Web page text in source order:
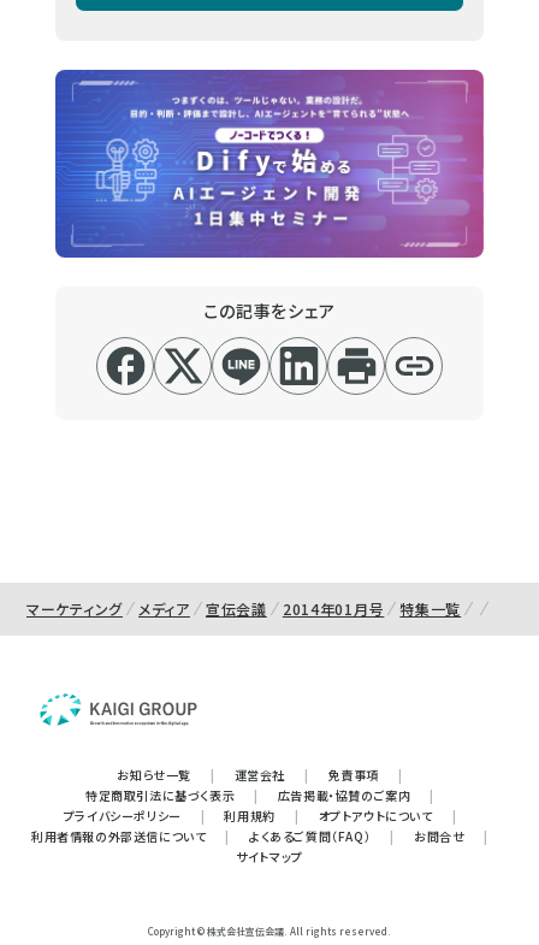
この記事をシェア
マーケティング メディア 宣伝会議 2014年01月号 特集一覧
お知らせ一覧 | 運営会社 | 免責事項
|
特定商取引法に基づく表示
| 広告掲載・協賛のご案内
|
プライバシーポリシー
| 利用規約 | オプトアウトについて
|
利用者情報の外部送信について
| よくあるご質問（FAQ） | お問合せ
|
サイトマップ
Copyright © 株式会社宣伝会議. All rights reserved.